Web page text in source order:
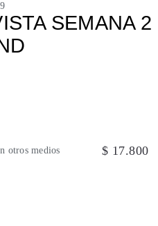
SEMANA
otros medios $ 17.800